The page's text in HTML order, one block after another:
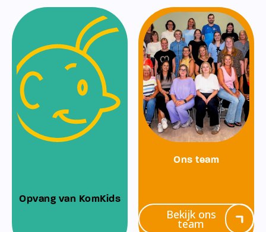
Opvang van KomKids
Ons team
Bekijk ons
team